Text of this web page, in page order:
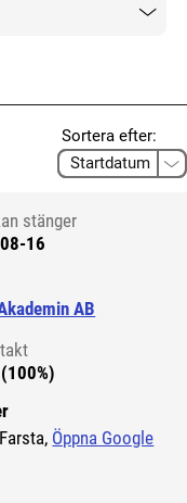
Sortera efter:
stänger
16
AB
Öppna Google